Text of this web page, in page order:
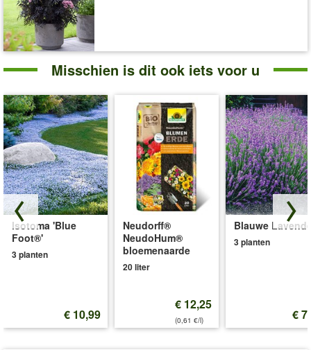
Misschien is dit ook iets voor u
Isotoma 'Blue
Foot®'
3 planten
€ 10,99
Neudorff®
NeudoHum®
bloemenaarde
20 liter
€ 12,25
(0,61 €/l)
Blauwe
3 planten
€